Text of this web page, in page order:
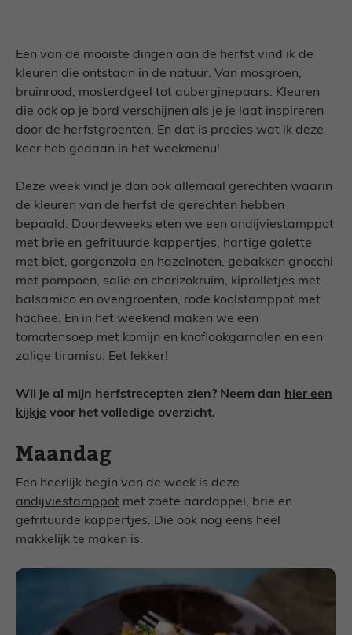
Een van de mooiste dingen aan de herfst vind ik de
kleuren die ontstaan in de natuur. Van mosgroen,
bruinrood, mosterdgeel tot auberginepaars. Kleuren
die ook op je bord verschijnen als je je laat inspireren
door de herfstgroenten. En dat is precies wat ik deze
keer heb gedaan in het weekmenu!
Deze week vind je dan ook allemaal gerechten waarin
de kleuren van de herfst de gerechten hebben
bepaald. Doordeweeks eten we een andijviestamppot
met brie en gefrituurde kappertjes, hartige galette
met biet, gorgonzola en hazelnoten, gebakken gnocchi
met pompoen, salie en chorizokruim, kiprolletjes met
balsamico en ovengroenten, rode koolstamppot met
hachee. En in het weekend maken we een
tomatensoep met komijn en knoflookgarnalen en een
zalige tiramisu. Eet lekker!
Wil je al mijn herfstrecepten zien? Neem dan hier een
kijkje voor het volledige overzicht.
Maandag
Een heerlijk begin van de week is deze
andijviestamppot met zoete aardappel, brie en
gefrituurde kappertjes. Die ook nog eens heel
makkelijk te maken is.